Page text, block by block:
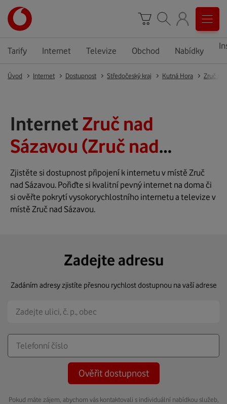
Tarify Internet Televize Obchod Nabídky
Úvod Internet Dostupnost Středočeský kraj Kutná Hora Zruč
Internet Zruč nad
Sázavou (Zruč nad
Sázavou)
Zjistěte si dostupnost připojení k internetu v místě Zruč
nad Sázavou. Pořiďte si kvalitní pevný internet na doma či
si ověřte pokrytí vysokorychlostního internetu a televize v
místě Zruč nad Sázavou.
Zadejte adresu
Zadáním adresy zjistíte přesnou rychlost dostupnou na vaší adrese
Ověřit dostupnost
Pokud máte zájem, abychom vás kontaktovali s individuální nabídkou služeb,